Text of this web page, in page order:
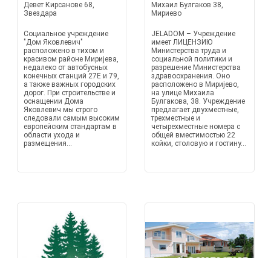
Девет Кирсанове 68,
Звездара
Социальное учреждение
"Дом Яковлевич"
расположено в тихом и
красивом районе Миријева,
недалеко от автобусных
конечных станций 27E и 79,
а также важных городских
дорог. При строительстве и
оснащении Дома
Яковлевич мы строго
следовали самым высоким
европейским стандартам в
области ухода и
размещения...
Михаил Булгаков 38,
Мириево
JELADOM – Учреждение
имеет ЛИЦЕНЗИЮ
Министерства труда и
социальной политики и
разрешение Министерства
здравоохранения. Оно
расположено в Миријево,
на улице Михаила
Булгакова, 38. Учреждение
предлагает двухместные,
трехместные и
четырехместные номера с
общей вместимостью 22
койки, столовую и гостину...